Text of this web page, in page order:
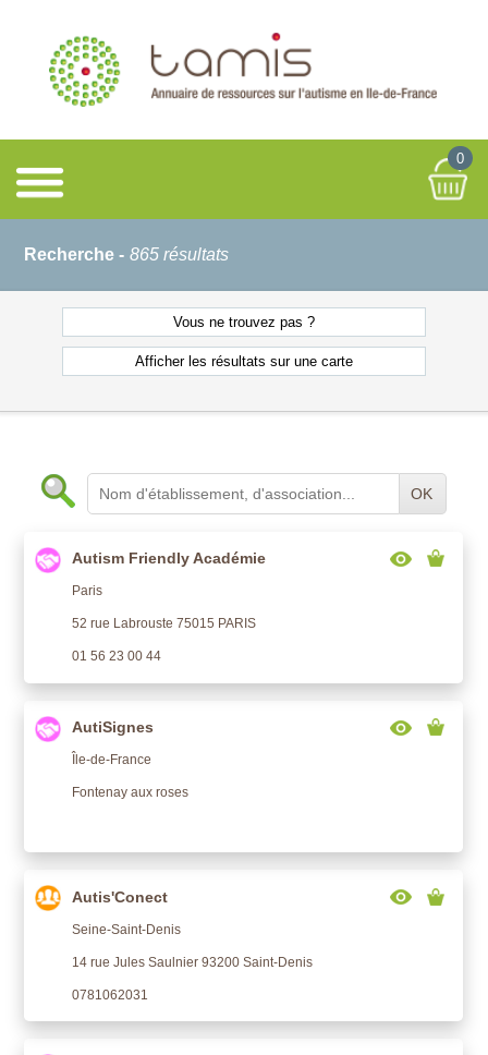
0
Recherche - 865 résultats
Vous ne trouvez pas ?
Afficher les résultats sur une carte
OK
Autism Friendly Académie
Paris
52 rue Labrouste 75015 PARIS
01 56 23 00 44
AutiSignes
Île-de-France
Fontenay aux roses
Autis'Conect
Seine-Saint-Denis
14 rue Jules Saulnier 93200 Saint-Denis
0781062031